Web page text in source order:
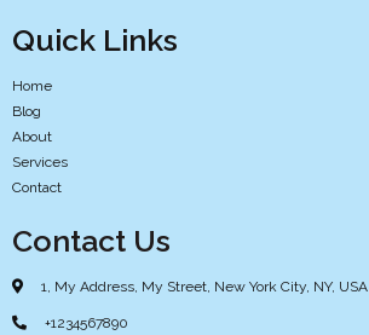
Quick Links
Home
Blog
About
Services
Contact
Contact Us
1, My Address, My Street, New York City, NY, USA
+1234567890